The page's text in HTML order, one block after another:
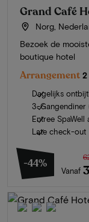
Grand Café
Norg,
Bezoek de
boutique hotel
Arrangement 2
Dagelijks
3-Gangendiner
Entree SpaWell
Late check-out
-44%
Vanaf